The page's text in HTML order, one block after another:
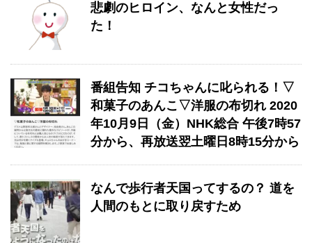
悲劇のヒロイン、なんと女性だっ
た！
番組告知 チコちゃんに叱られる！▽
和菓子のあんこ▽洋服の布切れ 2020
年10月9日（金）NHK総合 午後7時57
分から、再放送翌土曜日8時15分から
なんで歩行者天国ってするの？ 道を
人間のもとに取り戻すため